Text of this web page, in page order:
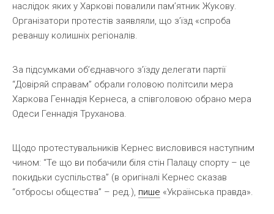
наслідок яких у Харкові повалили пам’ятник Жукову.
Організатори протестів заявляли, що з’їзд «спроба
реваншу колишніх регіоналів.
За підсумками об’єднавчого з’їзду делегати партії
“Довіряй справам” обрали головою політсили мера
Харкова Геннадія Кернеса, а співголовою обрано мера
Одеси Геннадія Труханова.
Щодо протестувальників Кернес висловився наступним
чином: “Те що ви побачили біля стін Палацу спорту – це
покидьки суспільства” (в оригіналі Кернес сказав
“отбросы общества” – ред.), пише «Українська правда».